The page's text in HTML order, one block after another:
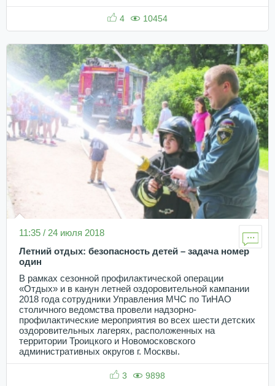
4 10454
11:35 / 24 июля 2018
Летний отдых: безопасность детей – задача номер
один
В рамках сезонной профилактической операции
«Отдых» и в канун летней оздоровительной кампании
2018 года сотрудники Управления МЧС по ТиНАО
столичного ведомства провели надзорно-
профилактические мероприятия во всех шести детских
оздоровительных лагерях, расположенных на
территории Троицкого и Новомосковского
административных округов г. Москвы.
3 9898